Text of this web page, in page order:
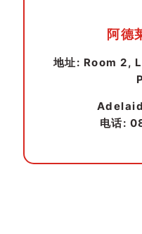
阿德
地址: Room 2,
电话: